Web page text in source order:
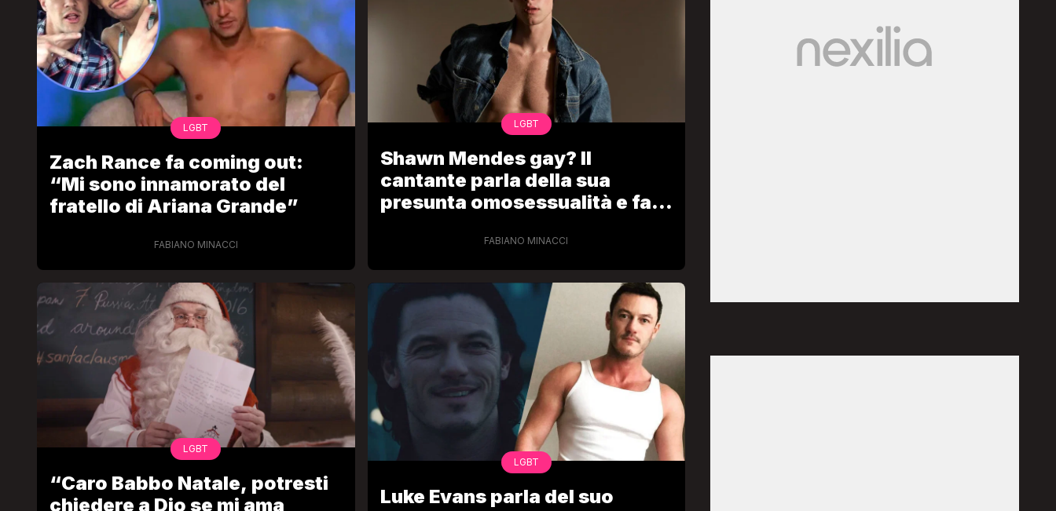
LGBT
Zach Rance fa coming out:
“Mi sono innamorato del
fratello di Ariana Grande”
FABIANO MINACCI
LGBT
Shawn Mendes gay? Il
cantante parla della sua
presunta omosessualità e fa
FABIANO MINACCI
LGBT
“Caro Babbo Natale, potresti
chiedere a Dio se mi ama
LGBT
Luke Evans parla del suo